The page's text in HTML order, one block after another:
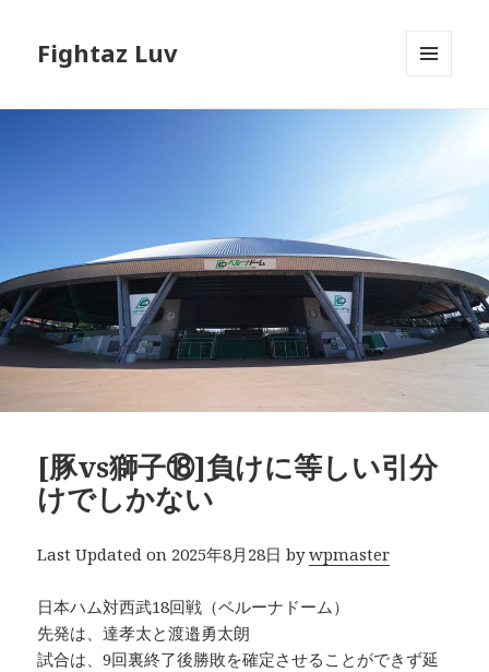
Fightaz Luv
ーとウ
[豚vs獅子⑱]負けに等しい引分
けでしかない
Last Updated on 2025年8月28日 bywpmaster
日本ハム対西武18回戦（ベルーナドーム）
先発は、達孝太と渡邉勇太朗
試合は、9回裏終了後勝敗を確定させることができず延